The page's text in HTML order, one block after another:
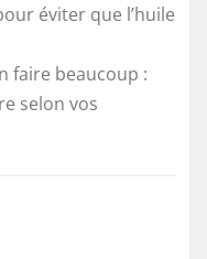
éviter que l’huile
faire beaucoup :
selon vos